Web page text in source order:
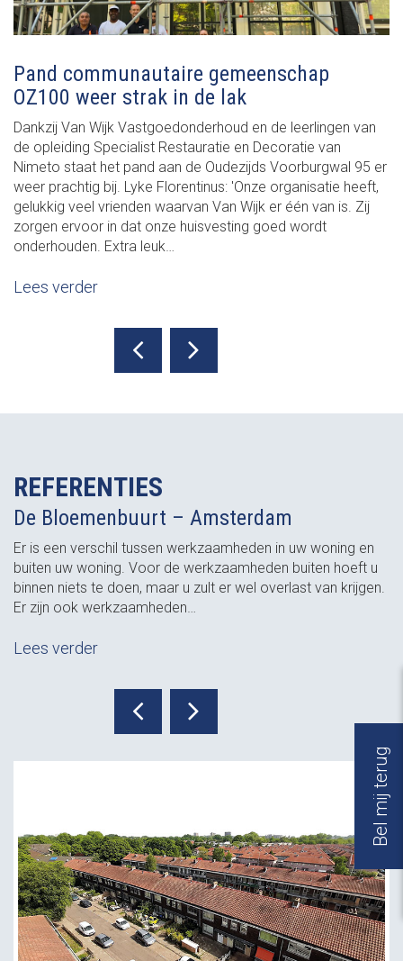
Bel mij terug
Pand communautaire gemeenschap
OZ100 weer strak in de lak
Dankzij Van Wijk Vastgoedonderhoud en de leerlingen van
de opleiding Specialist Restauratie en Decoratie van
Nimeto staat het pand aan de Oudezijds Voorburgwal 95 er
weer prachtig bij. Lyke Florentinus: 'Onze organisatie heeft,
gelukkig veel vrienden waarvan Van Wijk er één van is. Zij
zorgen ervoor in dat onze huisvesting goed wordt
onderhouden. Extra leuk…
Lees verder
REFERENTIES
De Bloemenbuurt – Amsterdam
Er is een verschil tussen werkzaamheden in uw woning en
buiten uw woning. Voor de werkzaamheden buiten hoeft u
binnen niets te doen, maar u zult er wel overlast van krijgen.
Er zijn ook werkzaamheden…
Lees verder